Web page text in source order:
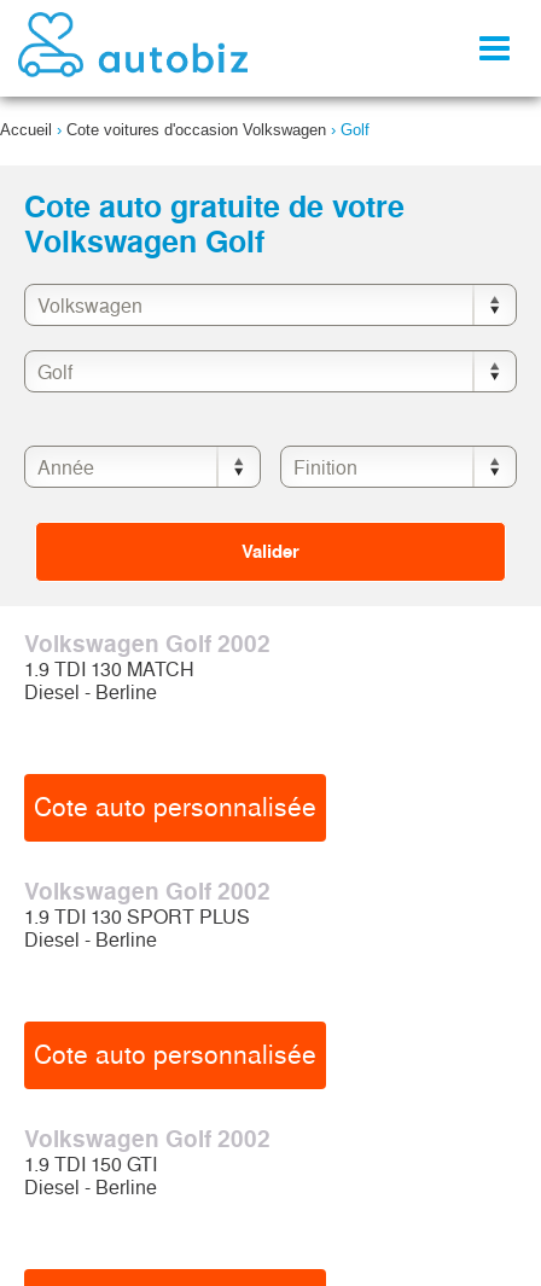
Accueil › Cote voitures d'occasion Volkswagen › Golf
Cote auto gratuite de votre
Volkswagen Golf
Volkswagen Golf 2002
1.9 TDI 130 MATCH
Diesel - Berline
Cote auto personnalisée
Volkswagen Golf 2002
1.9 TDI 130 SPORT PLUS
Diesel - Berline
Cote auto personnalisée
Volkswagen Golf 2002
1.9 TDI 150 GTI
Diesel - Berline